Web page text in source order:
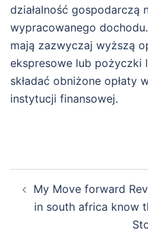
działalność gospodarczą
wypracowanego
mają zazwyczaj wyższą
ekspresowe lub pożyczki
składać obniżone opłaty
instytucji finansowej.
navigation
My Move forward
in south africa know